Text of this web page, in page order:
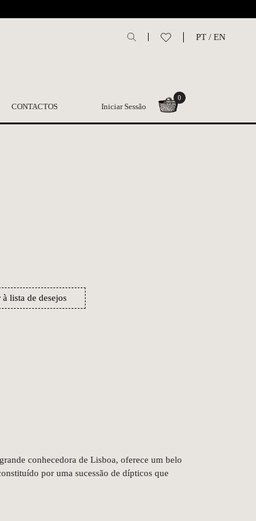
PT / EN
CONTACTOS Iniciar Sessão
0
lista de desejos
conhecedora de Lisboa, oferece um belo
por uma sucessão de dípticos que